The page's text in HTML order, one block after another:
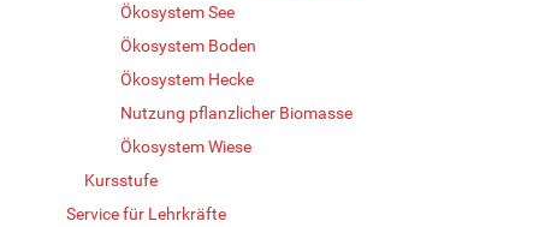
Ökosystem See
Ökosystem Boden
Ökosystem Hecke
Nutzung pflanzlicher Biomasse
Ökosystem Wiese
Kursstufe
Service für Lehrkräfte